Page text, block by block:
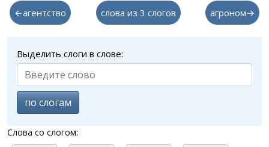
←агентство слова из 3 слогов агроном→
Выделить слоги в слове:
по слогам
Слова со слогом: